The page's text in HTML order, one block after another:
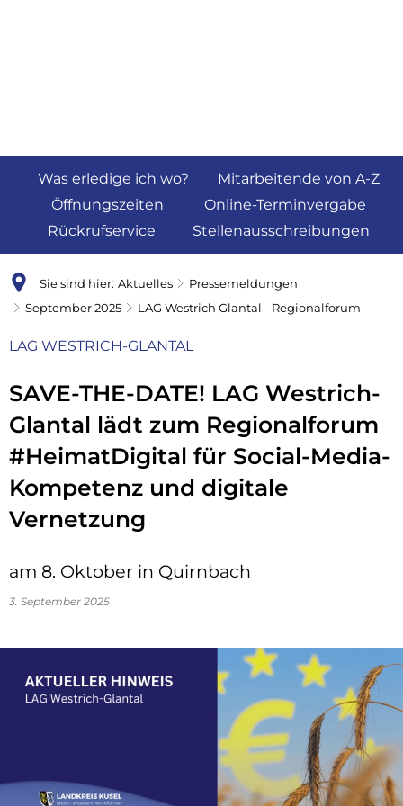
Was erledige ich wo?
Mitarbeitende von A-Z
Öffnungszeiten
Online-Terminvergabe
Rückrufservice
Stellenausschreibungen
Sie sind hier: Aktuelles
Pressemeldungen
September 2025
LAG Westrich Glantal - Regionalforum
LAG WESTRICH-GLANTAL
SAVE-THE-DATE! LAG Westrich-
Glantal lädt zum Regionalforum
#HeimatDigital für Social-Media-
Kompetenz und digitale
Vernetzung
am 8. Oktober in Quirnbach
3. September 2025